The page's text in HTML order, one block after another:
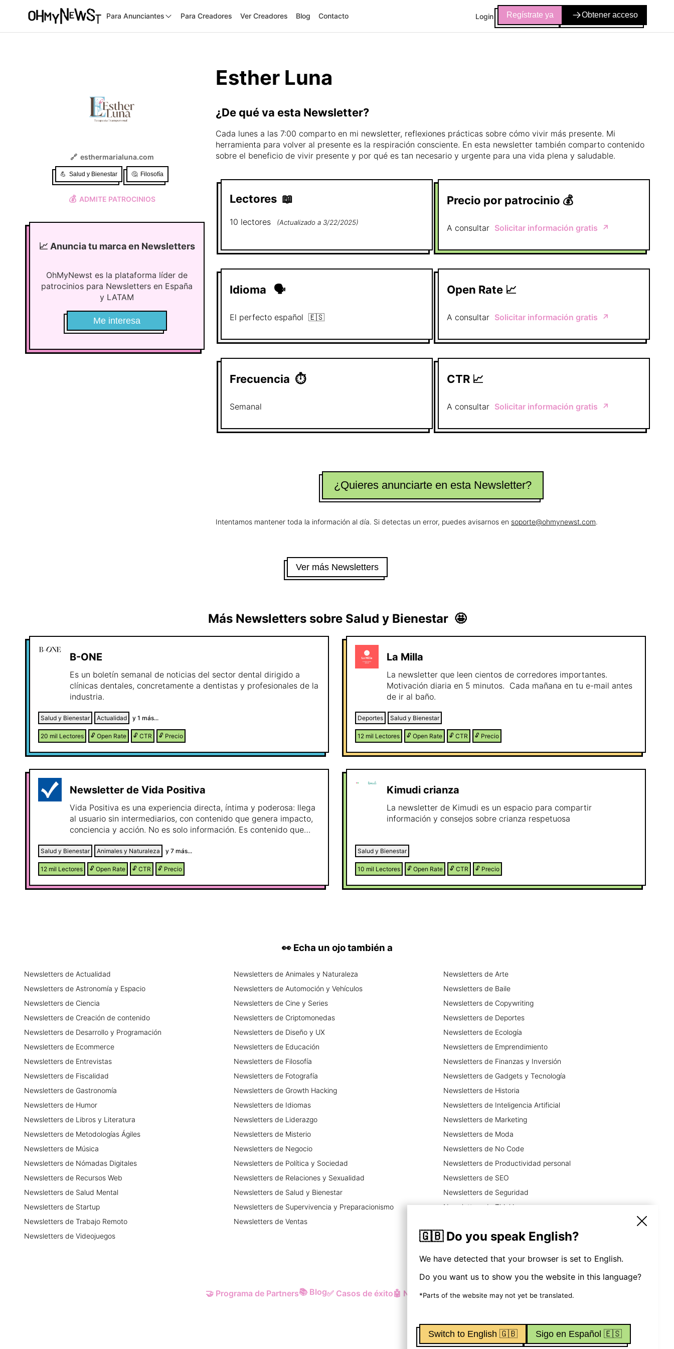
🇬🇧 Do you speak English?
We have detected that your browser is set to English.
Do you want us to show you the website in this language?
*Parts of the website may not yet be translated.
Switch to English 🇬🇧 Sigo en Español 🇪🇸
Para Anunciantes Para Creadores Ver Creadores Blog Contacto Login Regístrate ya Obtener acceso
🔗 esthermarialuna.com
💪 Salud y Bienestar 🤔 Filosofía
💰 ADMITE PATROCINIOS
📈 Anuncia tu marca en Newsletters
OhMyNewst es la plataforma líder de
patrocinios para Newsletters en España
y LATAM
Me interesa
Esther Luna
¿De qué va esta Newsletter?
Cada lunes a las 7:00 comparto en mi newsletter, reflexiones prácticas sobre cómo vivir más presente. Mi
herramienta para volver al presente es la respiración consciente. En esta newsletter también comparto contenido
sobre el beneficio de vivir presente y por qué es tan necesario y urgente para una vida plena y saludable.
Lectores 📖
10 lectores (Actualizado a 3/22/2025)
Precio por patrocinio 💰
A consultar Solicitar información gratis ↗️
Idioma 🗣
El perfecto español 🇪🇸
Open Rate 📈
A consultar Solicitar información gratis ↗️
Frecuencia ⏱
Semanal
CTR 📈
A consultar Solicitar información gratis ↗️
¿Quieres anunciarte en esta Newsletter?
Intentamos mantener toda la información al día. Si detectas un error, puedes avisarnos en soporte@ohmynewst.com.
Ver más Newsletters
Más Newsletters sobre Salud y Bienestar🤩
B-ONE
Es un boletín semanal de noticias del sector dental dirigido a
clínicas dentales, concretamente a dentistas y profesionales de la
industria.
Salud y Bienestar Actualidad y 1 más...
20 mil Lectores 🔓 Open Rate 🔓 CTR 🔓 Precio
La Milla
La newsletter que leen cientos de corredores importantes.
Motivación diaria en 5 minutos. Cada mañana en tu e-mail antes
de ir al baño.
Deportes Salud y Bienestar
12 mil Lectores 🔓 Open Rate 🔓 CTR 🔓 Precio
Newsletter de Vida Positiva
Vida Positiva es una experiencia directa, íntima y poderosa: llega
al usuario sin intermediarios, con contenido que genera impacto,
conciencia y acción. No es solo información. Es contenido que
conexión emocional en segundos 🧠 Activar reflexión profunda 🔥
Impulsar acción concreta en la vida real Con un enfoque en
bienestar integral, mentalidad, salud y crecimiento personal, este
canal transforma lectores pasivos en una comunidad
Salud y Bienestar Animales y Naturaleza y 7 más...
12 mil Lectores 🔓 Open Rate 🔓 CTR 🔓 Precio
Kimudi crianza
La newsletter de Kimudi es un espacio para compartir
información y consejos sobre crianza respetuosa
Salud y Bienestar
10 mil Lectores 🔓 Open Rate 🔓 CTR 🔓 Precio
👀 Echa un ojo también a
Newsletters de Actualidad Newslettersde Animales y Naturaleza Newslettersde Arte
Newsletters de Astronomía y Espacio Newslettersde Automoción y Vehículos Newslettersde Baile
Newsletters de Ciencia Newslettersde Cine y Series Newslettersde Copywriting
Newsletters de Creación de contenido Newslettersde Criptomonedas Newslettersde Deportes
Newsletters de Desarrollo y Programación Newslettersde Diseño y UX Newslettersde Ecología
Newsletters de Ecommerce Newslettersde Educación Newslettersde Emprendimiento
Newsletters de Entrevistas Newslettersde Filosofía Newslettersde Finanzas y Inversión
Newsletters de Fiscalidad Newslettersde Fotografía Newslettersde Gadgets y Tecnología
Newsletters de Gastronomía Newslettersde Growth Hacking Newslettersde Historia
Newsletters de Humor Newslettersde Idiomas Newslettersde Inteligencia Artificial
Newsletters de Libros y Literatura Newslettersde Liderazgo Newslettersde Marketing
Newsletters de Metodologías Ágiles Newslettersde Misterio Newslettersde Moda
Newsletters de Música Newslettersde Negocio Newslettersde No Code
Newsletters de Nómadas Digitales Newslettersde Política y Sociedad Newslettersde Productividad personal
Newsletters de Recursos Web Newslettersde Relaciones y Sexualidad Newslettersde SEO
Newsletters de Salud Mental Newslettersde Salud y Bienestar Newslettersde Seguridad
Newsletters de Startup Newslettersde Supervivencia y Preparacionismo Newslettersde Thinking
Newsletters de Trabajo Remoto Newslettersde Ventas
Newsletters de Videojuegos
🤝 Programa de Partners📚 Blog✅ Casos de éxito🤖 Newsletter Tools